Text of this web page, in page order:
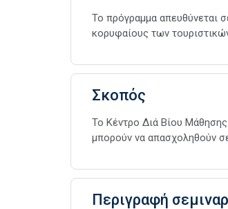
Το πρόγραμμα απευθύνεται
κορυφαίους των
Σκοπός
To Κέντρο Διά Βίου
μπορούν να απασχοληθούν
Περιγραφή